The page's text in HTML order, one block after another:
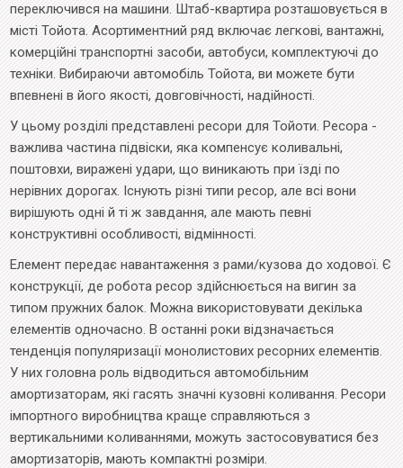
переключився на машини. Штаб-квартира розташовується в
місті Тойота. Асортиментний ряд включає легкові, вантажні,
комерційні транспортні засоби, автобуси, комплектуючі до
техніки. Вибираючи автомобіль Тойота, ви можете бути
впевнені в його якості, довговічності, надійності.
У цьому розділі представлені ресори для Тойоти. Ресора -
важлива частина підвіски, яка компенсує коливальні,
поштовхи, виражені удари, що виникають при їзді по
нерівних дорогах. Існують різні типи ресор, але всі вони
вирішують одні й ті ж завдання, але мають певні
конструктивні особливості, відмінності.
Елемент передає навантаження з рами/кузова до ходової. Є
конструкції, де робота ресор здійснюється на вигин за
типом пружних балок. Можна використовувати декілька
елементів одночасно. В останні роки відзначається
тенденція популяризації монолистових ресорних елементів.
У них головна роль відводиться автомобільним
амортизаторам, які гасять значні кузовні коливання. Ресори
імпортного виробництва краще справляються з
вертикальними коливаннями, можуть застосовуватися без
амортизаторів, мають компактні розміри.